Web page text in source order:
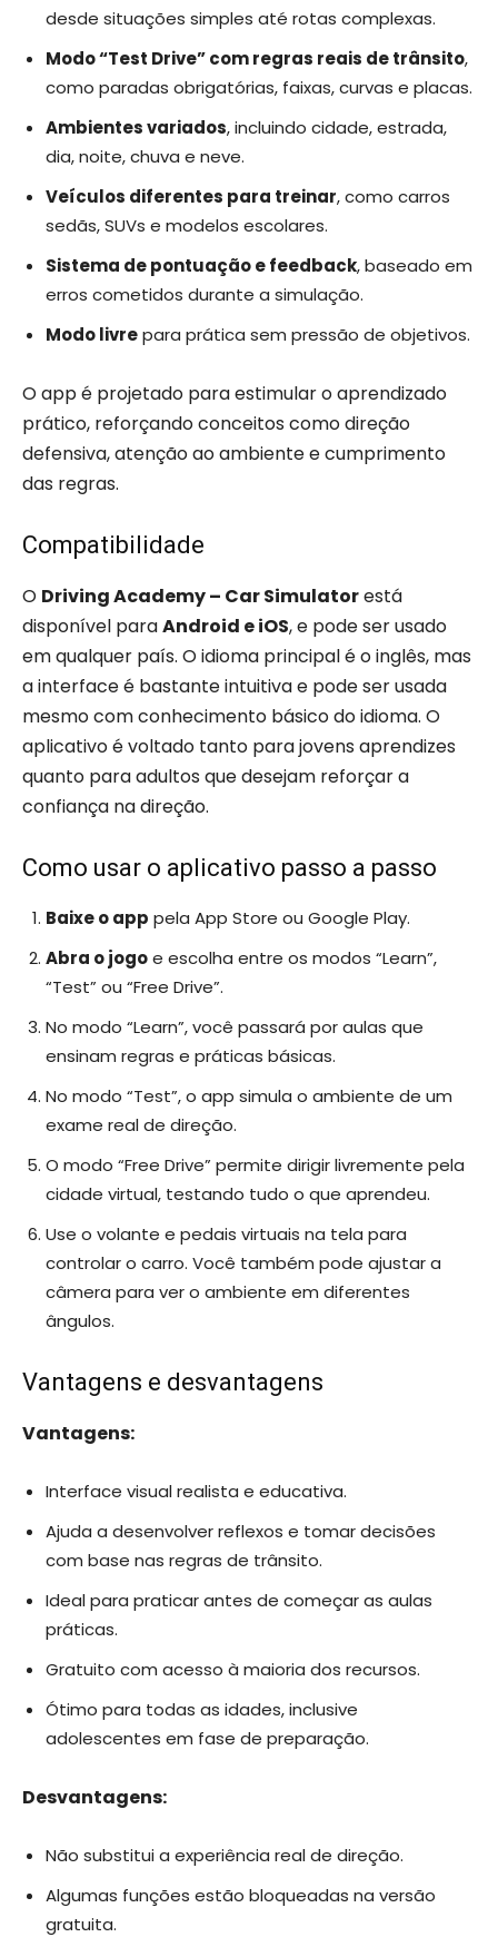
desde situações simples até rotas complexas.
Modo “Test Drive” com regras reais de trânsito,
como paradas obrigatórias, faixas, curvas e placas.
Ambientes variados, incluindo cidade, estrada,
dia, noite, chuva e neve.
Veículos diferentes para treinar, como carros
sedãs, SUVs e modelos escolares.
Sistema de pontuação e feedback, baseado em
erros cometidos durante a simulação.
Modo livrepara prática sem pressão de objetivos.
O app é projetado para estimular o aprendizado
prático, reforçando conceitos como direção
defensiva, atenção ao ambiente e cumprimento
das regras.
Compatibilidade
O Driving Academy – Car Simulatorestá
disponível paraAndroid e iOS, e pode ser usado
em qualquer país. O idioma principal é o inglês, mas
a interface é bastante intuitiva e pode ser usada
mesmo com conhecimento básico do idioma. O
aplicativo é voltado tanto para jovens aprendizes
quanto para adultos que desejam reforçar a
confiança na direção.
Como usar o aplicativo passo a passo
Baixe o app pela App Store ou Google Play.
Abra o jogoe escolha entre os modos “Learn”,
“Test” ou “Free Drive”.
No modo “Learn”, você passará por aulas que
ensinam regras e práticas básicas.
No modo “Test”, o app simula o ambiente de um
exame real de direção.
O modo “Free Drive” permite dirigir livremente pela
cidade virtual, testando tudo o que aprendeu.
Use o volante e pedais virtuais na tela para
controlar o carro. Você também pode ajustar a
câmera para ver o ambiente em diferentes
ângulos.
Vantagens e desvantagens
Vantagens:
Interface visual realista e educativa.
Ajuda a desenvolver reflexos e tomar decisões
com base nas regras de trânsito.
Ideal para praticar antes de começar as aulas
práticas.
Gratuito com acesso à maioria dos recursos.
Ótimo para todas as idades, inclusive
adolescentes em fase de preparação.
Desvantagens:
Não substitui a experiência real de direção.
Algumas funções estão bloqueadas na versão
gratuita.